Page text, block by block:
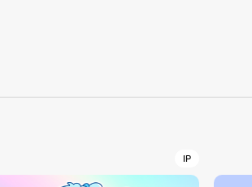
IP